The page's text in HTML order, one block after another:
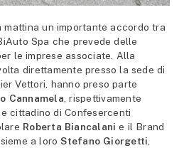
mattina un importante accordo tra
Spa che prevede delle
le imprese associate. Alla
direttamente presso la sede di
Vettori, hanno preso parte
Cannamela , rispettivamente
cittadino di Confesercenti
Roberta Biancalani e il Brand
a loroStefano Giorgetti